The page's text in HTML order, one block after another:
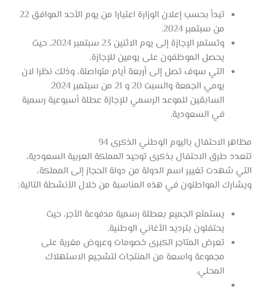
تبدأ بحسب إعلان الوزارة اعتبارا من يوم الأحد الموافق 22
من سبتمبر 2024.
وتستمر الإجازة إلى يوم الاثنين 23 سبتمبر 2024، حيث
يحصل الموظفون على يومين للإجازة.
التي سوف تصل إلى أربعة أيام متواصلة، وذلك نظرا لان
يومي الجمعة والسبت 20 و 21 من سبتمبر 2024
السابقين للموعد الرسمي للإجازة عطلة أسبوعية رسمية
في السعودية.
مظاهر الاحتفال باليوم الوطني الذكرى 94
تتعدد طرق الاحتفال بذكرى توحيد المملكة العربية السعودية،
التي شهدت تغيير اسم الدولة من دولة الحجاز إلى المملكة،
ويشارك المواطنون في هذه المناسبة من خلال الأنشطة التالية:
يستمتع الجميع بعطلة رسمية مدفوعة الأجر، حيث
يحتفلون بترديد الأغاني الوطنية.
تعرض المتاجر الكبرى خصومات وعروض مغرية على
مجموعة واسعة من المنتجات لتشجيع الاستهلاك
المحلي.